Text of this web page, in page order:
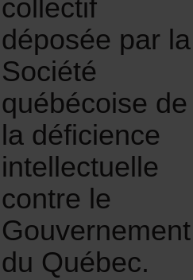
collectif
déposée par la
Société
québécoise de
la déficience
intellectuelle
contre le
Gouvernement
du Québec.